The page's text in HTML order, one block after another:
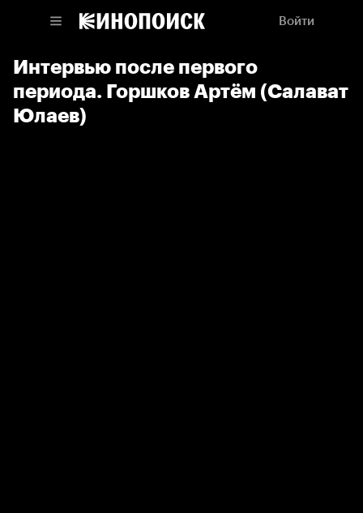
Войти
Интервью после первого
периода. Горшков Артём (Салават
Юлаев)